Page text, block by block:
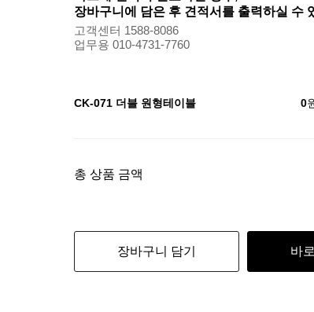
장바구니에 담은 후 견적서를 출력하실 수
고객센터 1588-8086
업무용 010-4731-7760
CK-071 더블 원형테이블 0
총 상품 금액
장바구니 담기 바